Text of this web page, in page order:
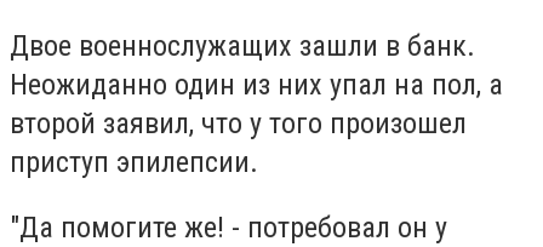
Двое военнослужащих зашли в банк.
Неожиданно один из них упал на пол, а
второй заявил, что у того произошел
приступ эпилепсии.
"Да помогите же! - потребовал он у